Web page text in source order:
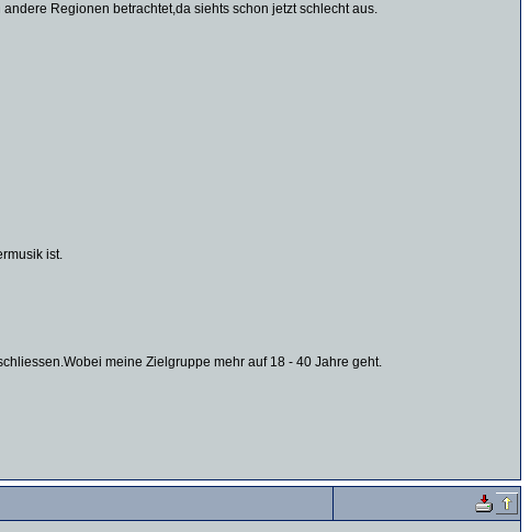
Regionen betrachtet,da siehts schon jetzt schlecht aus.
ist.
meine Zielgruppe mehr auf 18 - 40 Jahre geht.